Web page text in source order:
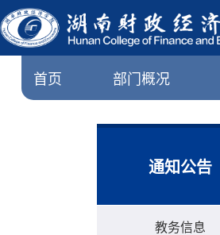
首页 部门概况
通知公告
教务信息